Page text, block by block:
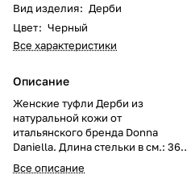
Вид изделия: Дерби
Цвет: Черный
Все характеристики
Описание
Женские туфли Дерби из
натуральной кожи от
итальянского бренда Donna
Daniella. Длина стельки в см.: 36 -
23,5/ 37 - 24/ 38 - 24,5/ 39 - 25/ 40
- 25,5/ 41 - 26. Подкладка и
Все описание